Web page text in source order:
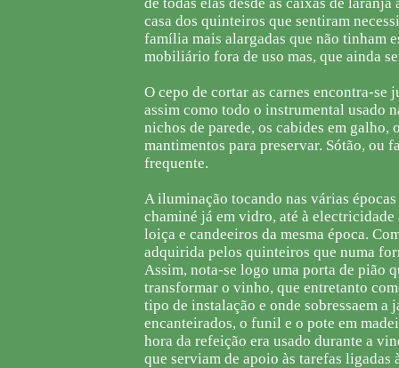
casa dos quinteiros que sentiram
família mais alargadas que não tinham
mobiliário fora de uso mas, que ainda
O cepo de cortar as carnes encontra-
assim como todo o instrumental usado
nichos de parede, os cabides em
mantimentos para preservar. Sótão, ou
frequente.
A iluminação tocando nas várias
chaminé já em vidro, até à
loiça e candeeiros da mesma época.
adquirida pelos quinteiros que numa
Assim, nota-se logo uma porta de pião
transformar o vinho, que entretanto
tipo de instalação e onde sobressaem a
encanteirados, o funil e o pote em
hora da refeição era usado durante a
que serviam de apoio às tarefas ligadas